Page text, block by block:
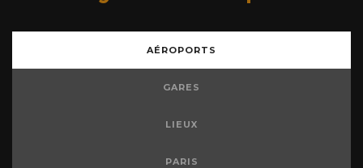
AÉROPORTS
GARES
LIEUX
PARIS